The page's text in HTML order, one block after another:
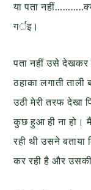
या पता
गर्इ।
पता नहीं उसे देखकर
ठहाका लगाती
उठी मेरी तरफ देखा
कुछ हुआ ही ना हो।
रही थी उसने बताया
कर रही है और